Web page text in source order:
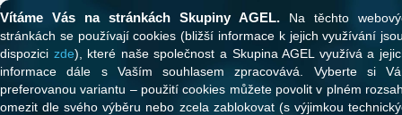
Tato webová stránka používá cookies
Vítáme Vás na stránkách Skupiny AGEL. Na těchto
stránkách se používají cookies (bližší informace k jejich využívání
dispozici zde), které naše společnost a Skupina AGEL využívá a
informace dále s Vaším souhlasem zpracovává. Vyberte si
preferovanou variantu – použití cookies můžete povolit v plném
omezit dle svého výběru nebo zcela zablokovat (s výjimkou